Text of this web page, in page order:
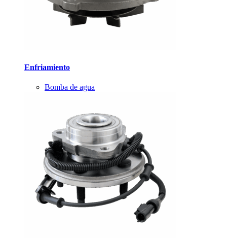
Enfriamiento
Bomba de agua